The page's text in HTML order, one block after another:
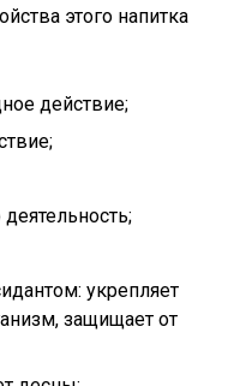
этого напитка
действие;
укрепляет
защищает от